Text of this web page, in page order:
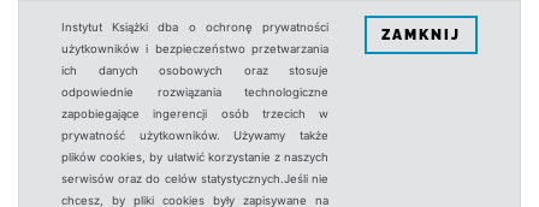
Instytut Książki dba o ochronę prywatności
użytkowników i bezpieczeństwo przetwarzania
ich danych osobowych oraz stosuje
odpowiednie rozwiązania technologiczne
zapobiegające ingerencji osób trzecich w
prywatność użytkowników. Używamy także
plików cookies, by ułatwić korzystanie z naszych
serwisów oraz do celów statystycznych.Jeśli nie
chcesz, by pliki cookies były zapisywane na
ZAMKNIJ